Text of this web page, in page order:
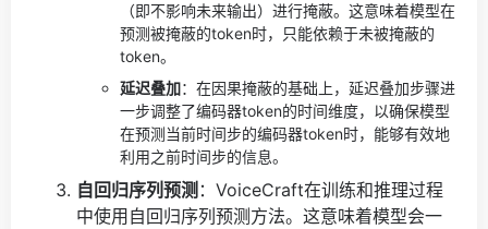
（即不影响未来输出）进行掩蔽。这意味着模型在
预测被掩蔽的token时，只能依赖于未被掩蔽的
token。
延迟叠加：在因果掩蔽的基础上，延迟叠加步骤进
一步调整了编码器token的时间维度，以确保模型
在预测当前时间步的编码器token时，能够有效地
利用之前时间步的信息。
自回归序列预测 ：VoiceCraft在训练和推理过程
中使用自回归序列预测方法。这意味着模型会一